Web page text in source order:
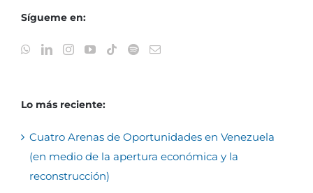
Sígueme en:
Lo más reciente:
Cuatro Arenas de Oportunidades en Venezuela
(en medio de la apertura económica y la
reconstrucción)